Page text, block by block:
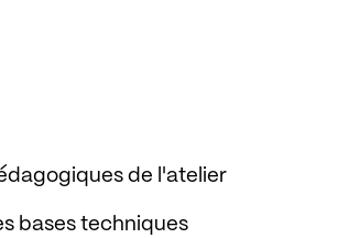
de l'atelier
bases techniques